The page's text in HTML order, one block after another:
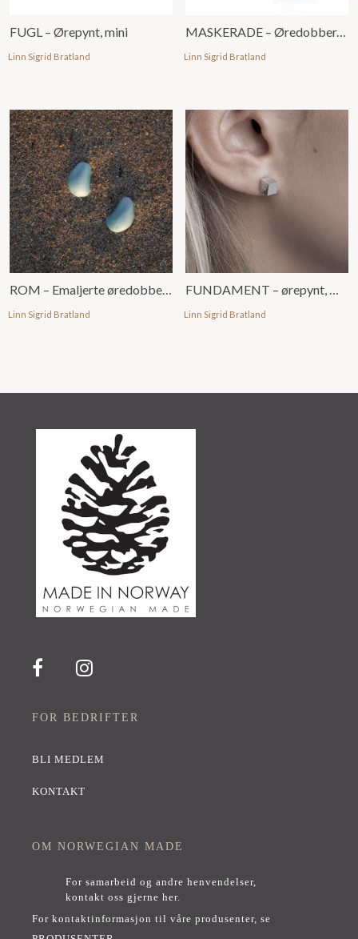
FUGL – Ørepynt, mini
Linn Sigrid Bratland
MASKERADE – Øredobber, små
Linn Sigrid Bratland
Linn Sigrid Bratland Linn Sigrid Bratland
FOR BEDRIFTER
BLI MEDLEM
KONTAKT
OM NORWEGIAN MADE
For samarbeid og andre henvendelser,
kontakt oss gjerne her.
For kontaktinformasjon til våre produsenter, se